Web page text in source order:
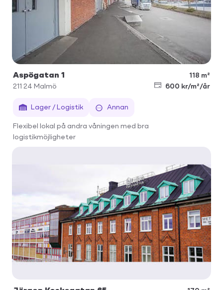
Aspögatan 1
118 m²
211 24 Malmö 600 kr/m²/år
Lager / Logistik Annan
Flexibel lokal på andra våningen med bra
logistikmöjligheter